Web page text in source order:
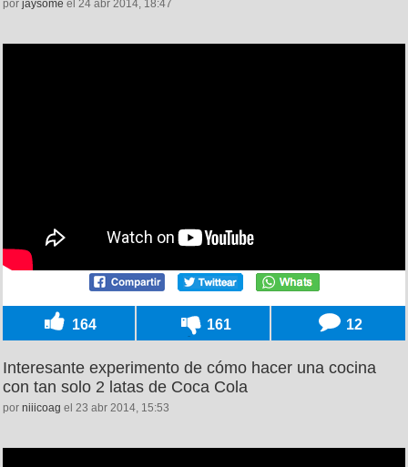
por jaysome el 24 abr 2014, 18:47
164 161 12
Interesante experimento de cómo hacer una cocina
con tan solo 2 latas de Coca Cola
por niiicoag el 23 abr 2014, 15:53